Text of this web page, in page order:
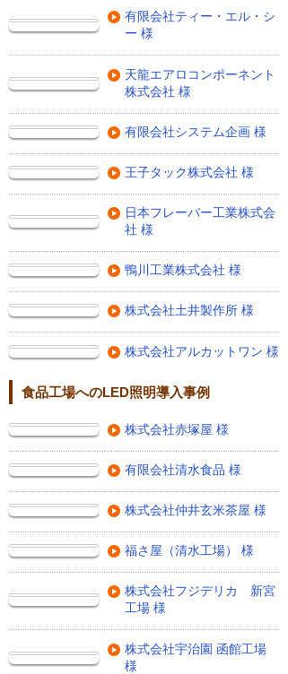
有限会社ティー・エル・シ
ー 様
天龍エアロコンポーネント
株式会社 様
有限会社システム企画 様
王子タック株式会社 様
日本フレーバー工業株式会
社 様
鴨川工業株式会社 様
株式会社土井製作所 様
株式会社アルカットワン 様
食品工場へのLED照明導入事例
株式会社赤塚屋 様
有限会社清水食品 様
株式会社仲井玄米茶屋 様
福さ屋（清水工場） 様
株式会社フジデリカ 新宮
工場 様
株式会社宇治園 函館工場
様